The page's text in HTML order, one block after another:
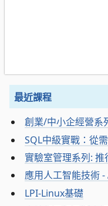
最近課程
創業/中小企經營系
SQL中級實戰：從
實驗室管理系列:
應用人工智能技術
LPI-Linux基礎